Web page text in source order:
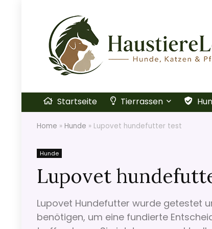
Startseite Tierrassen
Home » Hunde » Lupovet hundefutter test
Hunde
Lupovet
Lupovet Hundefutter wurde getestet
benötigen, um eine fundierte